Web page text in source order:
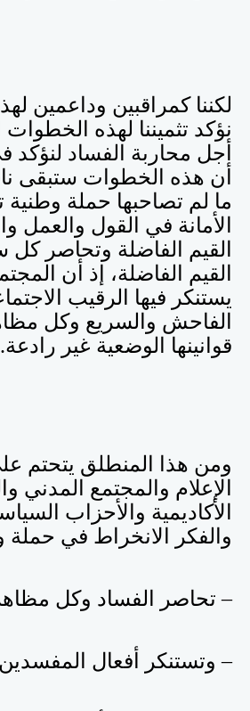
لكننا كمراقبين وداعمين
نؤكد تثميننا لهذه
أجل محاربة الفساد لنؤكد
أن هذه الخطوات ستبقى
ما لم تصاحبها حملة
الأمانة في القول والعمل
القيم الفاضلة وتحاصر
القيم الفاضلة، إذ أن
يستنكر فيها الرقيب
الفاحش والسريع وكل
قوانينها الوضعية غير رادعة.
ومن هذا المنطلق يتحتم
الإعلام والمجتمع
الأكاديمية والأحزاب
والفكر الانخراط في حملة
– تحاصر الفساد وكل
– وتستنكر أفعال